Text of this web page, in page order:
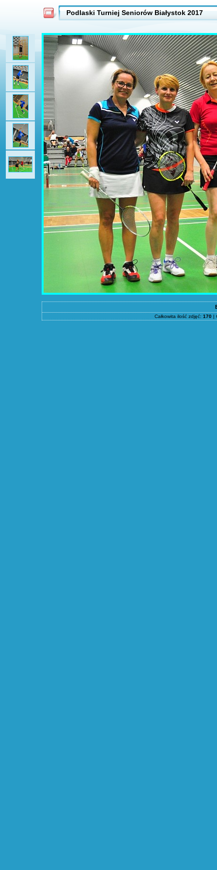
Podlaski Turniej Seniorów Białystok 2017
Całkowita ilość zdjęć: 170 |